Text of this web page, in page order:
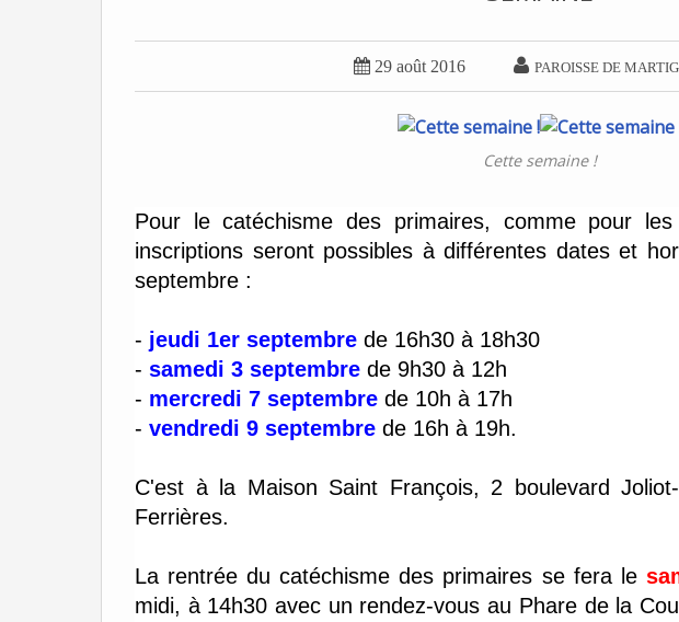
 29 août 2016  PAROISSE DE
Cette semaine !
Pour le catéchisme des primaires, comme pour
inscriptions seront possibles à différentes dates et
septembre :
- jeudi 1er septembre de 16h30 à 18h30
- samedi 3 septembre de 9h30 à 12h
- mercredi 7 septembre de 10h à 17h
- vendredi 9 septembre de 16h à 19h.
C'est à la Maison Saint François, 2 boulevard
Ferrières.
La rentrée du catéchisme des primaires se fera le
midi, à 14h30 avec un rendez-vous au Phare de la